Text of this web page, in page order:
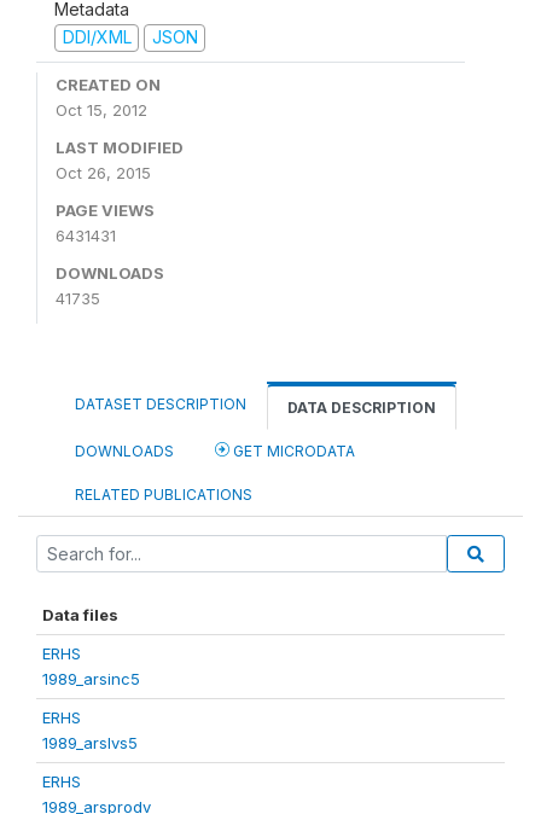
Metadata
DDI/XML
JSON
CREATED ON
Oct 15, 2012
LAST MODIFIED
Oct 26, 2015
PAGE VIEWS
6431431
DOWNLOADS
41735
DATASET DESCRIPTION DATA DESCRIPTION
DOWNLOADS GET MICRODATA
RELATED PUBLICATIONS
Data files
ERHS
1989_arsinc5
ERHS
1989_arslvs5
ERHS
1989_arsprodv